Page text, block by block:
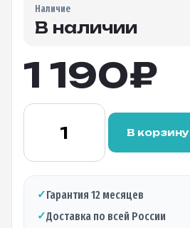
Наличие
В наличии
1 190₽
Количество
Оптический
трансивер
BTL-
S1M805L,
1.25Гбит/c,
В корзину
✓Гарантия 12 месяцев
✓Доставка по всей России